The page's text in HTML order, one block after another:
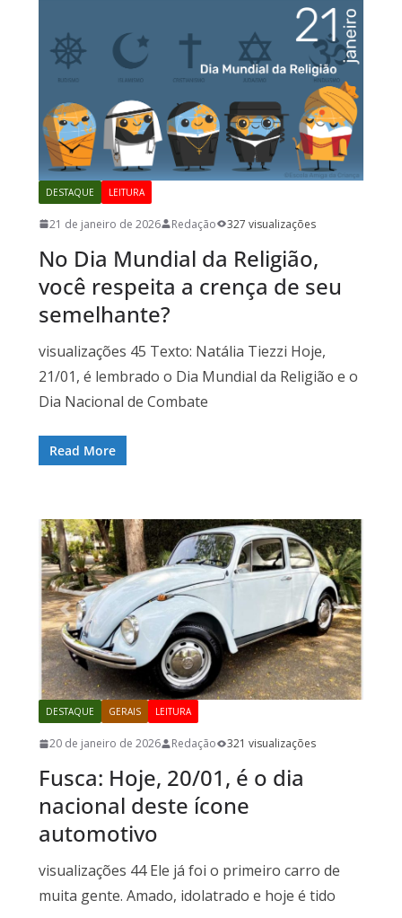
DESTAQUE LEITURA
21 de janeiro de 2026 Redação 327 visualizações
No Dia Mundial da Religião,
você respeita a crença de seu
semelhante?
visualizações 45 Texto: Natália Tiezzi Hoje,
21/01, é lembrado o Dia Mundial da Religião e o
Dia Nacional de Combate
Read More
DESTAQUE GERAIS LEITURA
20 de janeiro de 2026 Redação 321 visualizações
Fusca: Hoje, 20/01, é o dia
nacional deste ícone
automotivo
visualizações 44 Ele já foi o primeiro carro de
muita gente. Amado, idolatrado e hoje é tido